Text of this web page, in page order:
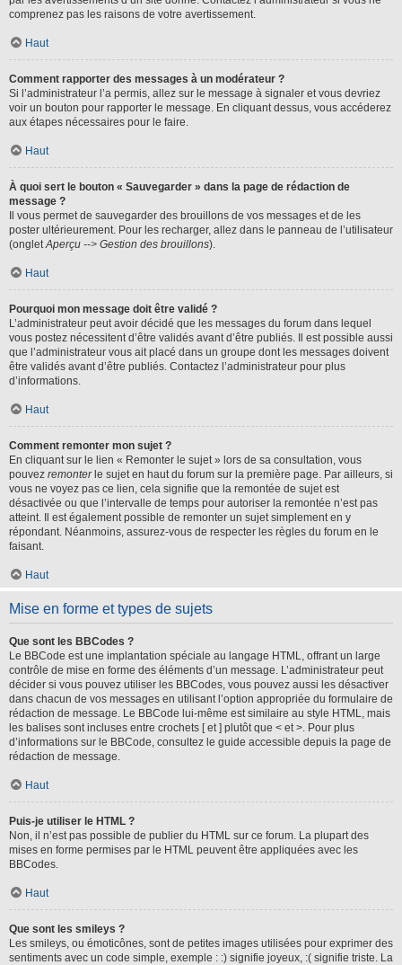
comprenez pas les raisons de votre avertissement.
Haut
Comment rapporter des messages à un modérateur ?
Si l’administrateur l’a permis, allez sur le message à signaler et vous devriez
voir un bouton pour rapporter le message. En cliquant dessus, vous accéderez
aux étapes nécessaires pour le faire.
Haut
À quoi sert le bouton « Sauvegarder » dans la page de rédaction de
message ?
Il vous permet de sauvegarder des brouillons de vos messages et de les
poster ultérieurement. Pour les recharger, allez dans le panneau de l’utilisateur
(ongletAperçu --> Gestion des brouillons).
Haut
Pourquoi mon message doit être validé ?
L’administrateur peut avoir décidé que les messages du forum dans lequel
vous postez nécessitent d’être validés avant d’être publiés. Il est possible aussi
que l’administrateur vous ait placé dans un groupe dont les messages doivent
être validés avant d’être publiés. Contactez l’administrateur pour plus
d’informations.
Haut
Comment remonter mon sujet ?
En cliquant sur le lien « Remonter le sujet » lors de sa consultation, vous
pouvez remonterle sujet en haut du forum sur la première page. Par ailleurs, si
vous ne voyez pas ce lien, cela signifie que la remontée de sujet est
désactivée ou que l’intervalle de temps pour autoriser la remontée n’est pas
atteint. Il est également possible de remonter un sujet simplement en y
répondant. Néanmoins, assurez-vous de respecter les règles du forum en le
faisant.
Haut
Mise en forme et types de sujets
Que sont les BBCodes ?
Le BBCode est une implantation spéciale au langage HTML, offrant un large
contrôle de mise en forme des éléments d’un message. L’administrateur peut
décider si vous pouvez utiliser les BBCodes, vous pouvez aussi les désactiver
dans chacun de vos messages en utilisant l’option appropriée du formulaire de
rédaction de message. Le BBCode lui-même est similaire au style HTML, mais
les balises sont incluses entre crochets [ et ] plutôt que < et >. Pour plus
d’informations sur le BBCode, consultez le guide accessible depuis la page de
rédaction de message.
Haut
Puis-je utiliser le HTML ?
Non, il n’est pas possible de publier du HTML sur ce forum. La plupart des
mises en forme permises par le HTML peuvent être appliquées avec les
BBCodes.
Haut
Que sont les smileys ?
Les smileys, ou émoticônes, sont de petites images utilisées pour exprimer des
sentiments avec un code simple, exemple : :) signifie joyeux, :( signifie triste. La